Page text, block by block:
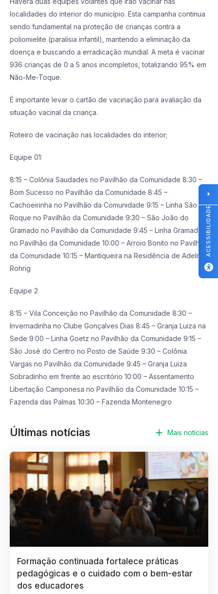
localidades do interior do município. Esta campanha continua
sendo fundamental na proteção de crianças contra a
poliomielite (paralisia infantil), mantendo a eliminação da
doença e buscando a erradicação mundial. A meta é vacinar
936 crianças de 0 a 5 anos incompletos, totalizando 95% em
Não-Me-Toque.
É importante levar o cartão de vacinação para avaliação da
situação vacinal da criança.
Roteiro de vacinação nas localidades do interior;
Equipe 01:
8:15 – Colônia Saudades no Pavilhão da Comunidade 8:30 –
Bom Sucesso no Pavilhão da Comunidade 8:45 –
Cachoeirinha no Pavilhão da Comunidade 9:15 – Linha São
Roque no Pavilhão da Comunidade 9:30 – São João do
Gramado no Pavilhão da Comunidade 9:45 – Linha Gramado
no Pavilhão da Comunidade 10:00 – Arroio Bonito no Pavilhão
da Comunidade 10:15 – Mantiqueira na Residência de Adelmo
Rohrig
Equipe 2
8:15 – Vila Conceição no Pavilhão da Comunidade 8:30 –
Invernadinha no Clube Gonçalves Dias 8:45 – Granja Luiza na
Sede 9:00 – Linha Goetz no Pavilhão da Comunidade 9:15 –
São José do Centro no Posto de Saúde 9:30 – Colônia
Vargas no Pavilhão da Comunidade 9:45 – Granja Luiza
Sobradinho em frente ao escritório 10:00 – Assentamento
Libertação Camponesa no Pavilhão da Comunidade 10:15 –
Fazenda das Palmas 10:30 – Fazenda Montenegro
Últimas notícias Mais notícias
Formação continuada fortalece práticas
pedagógicas e o cuidado com o bem-estar
dos educadores
ACESSIBILIDADE